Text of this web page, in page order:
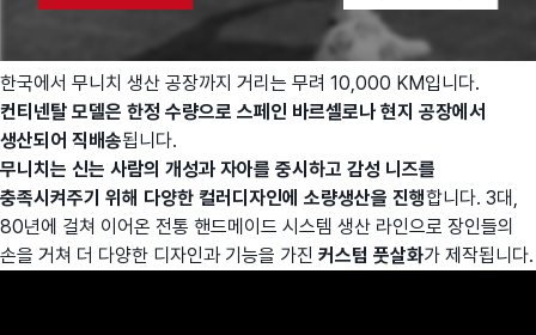
한국에서 무니치 생산 공장까지 거리는 무려 10,000 KM입니다.
컨티넨탈 모델은 한정 수량으로 스페인 바르셀로나 현지 공장에서
생산되어 직배송됩니다.
무니치는 신는 사람의 개성과 자아를 중시하고 감성 니즈를
충족시켜주기 위해 다양한 컬러디자인에 소량생산을 진행합니다. 3대,
80년에 걸쳐 이어온 전통 핸드메이드 시스템 생산 라인으로 장인들의
손을 거쳐 더 다양한 디자인과 기능을 가진 커스텀 풋살화가 제작됩니다.